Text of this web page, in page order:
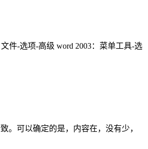
件-选项-高级 word 2003：菜单工具-选
。可以确定的是，内容在，没有少，